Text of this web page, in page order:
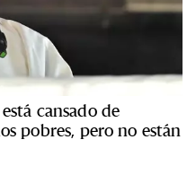
cansado de
pobres, pero no están